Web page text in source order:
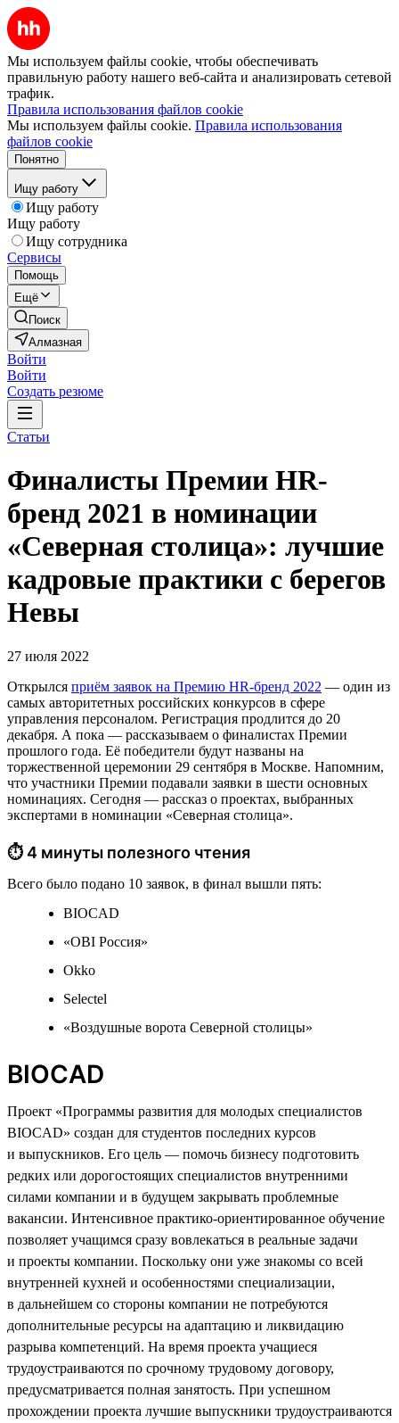
Мы используем файлы cookie, чтобы обеспечивать
правильную работу нашего веб-сайта и анализировать сетевой
трафик.
Правила использования файлов cookie
Мы используем файлы cookie. Правила использования
файлов cookie
Понятно
Ищу работу
Ищу работу
Ищу работу
Ищу сотрудника
Сервисы
Помощь
Ещё
Поиск
Алмазная
Войти
Войти
Создать резюме
Статьи
Финалисты Премии HR-
бренд 2021 в номинации
«Северная столица»: лучшие
кадровые практики с берегов
Невы
27 июля 2022
Открылся приём заявок на Премию HR-бренд 2022 — один из
самых авторитетных российских конкурсов в сфере
управления персоналом. Регистрация продлится до 20
декабря. А пока — рассказываем о финалистах Премии
прошлого года. Её победители будут названы на
торжественной церемонии 29 сентября в Москве. Напомним,
что участники Премии подавали заявки в шести основных
номинациях. Сегодня — рассказ о проектах, выбранных
экспертами в номинации «Северная столица».
⏱ 4 минуты полезного чтения
Всего было подано 10 заявок, в финал вышли пять:
BIOCAD
«OBI Россия»
Okko
Selectel
«Воздушные ворота Северной столицы»
BIOCAD
Проект «Программы развития для молодых специалистов
BIOCAD» создан для студентов последних курсов
и выпускников. Его цель — помочь бизнесу подготовить
редких или дорогостоящих специалистов внутренними
силами компании и в будущем закрывать проблемные
вакансии. Интенсивное практико-ориентированное обучение
позволяет учащимся сразу вовлекаться в реальные задачи
и проекты компании. Поскольку они уже знакомы со всей
внутренней кухней и особенностями специализации,
в дальнейшем со стороны компании не потребуются
дополнительные ресурсы на адаптацию и ликвидацию
разрыва компетенций. На время проекта учащиеся
трудоустраиваются по срочному трудовому договору,
предусматривается полная занятость. При успешном
прохождении проекта лучшие выпускники трудоустраиваются